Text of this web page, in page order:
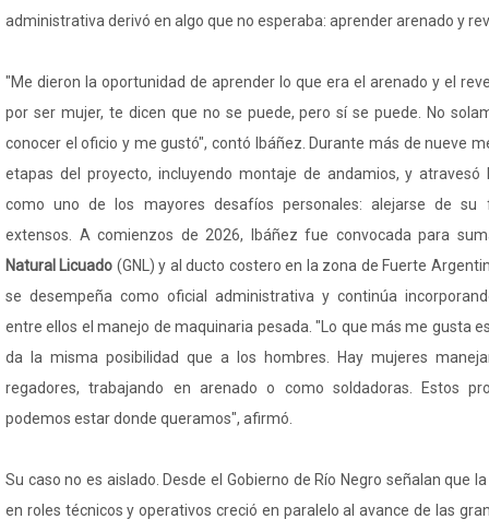
administrativa derivó en algo que no esperaba: aprender arenado y
"Me dieron la oportunidad de aprender lo que era el arenado y el
por ser mujer, te dicen que no se puede, pero sí se puede. No
conocer el oficio y me gustó", contó Ibáñez. Durante más de nueve
etapas del proyecto, incluyendo montaje de andamios, y
como uno de los mayores desafíos personales: alejarse de su
extensos. A comienzos de 2026, Ibáñez fue convocada para
Natural Licuado (GNL) y al ducto costero en la zona de Fuerte
se desempeña como oficial administrativa y continúa
entre ellos el manejo de maquinaria pesada. "Lo que más me gusta
da la misma posibilidad que a los hombres. Hay mujeres
regadores, trabajando en arenado o como soldadoras. Estos
podemos estar donde queramos", afirmó.
Su caso no es aislado. Desde el Gobierno de Río Negro señalan que
en roles técnicos y operativos creció en paralelo al avance de las